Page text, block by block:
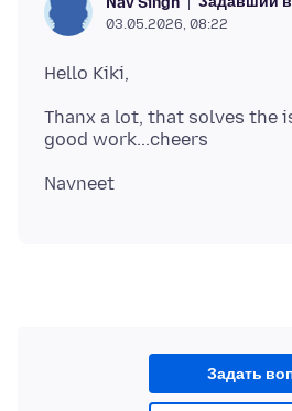
03.05.2026, 08:22
Thanx a lot, that solves the
Задать